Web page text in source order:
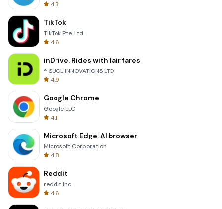
4.3
TikTok
TikTok Pte. Ltd.
4.6
inDrive. Rides with fair fares
® SUOL INNOVATIONS LTD
4.9
Google Chrome
Google LLC
4.1
Microsoft Edge: AI browser
Microsoft Corporation
4.8
Reddit
reddit Inc.
4.6